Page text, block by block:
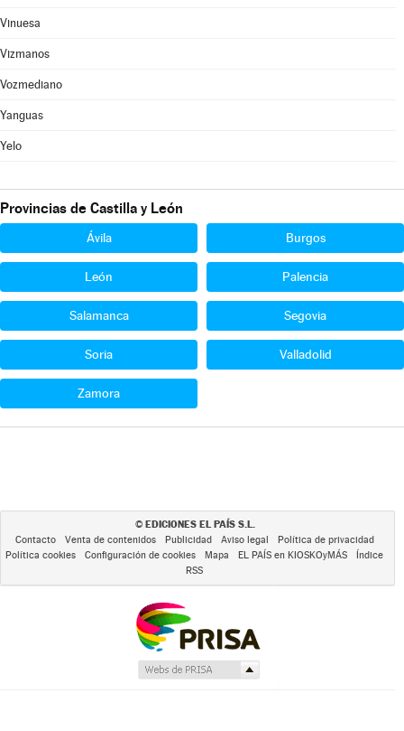
Vinuesa
Vizmanos
Vozmediano
Yanguas
Yelo
Provincias de Castilla y León
Ávila Burgos
León Palencia
Salamanca Segovia
Soria Valladolid
Zamora
© EDICIONES EL PAÍS S.L.
Contacto Venta de contenidos Publicidad Aviso legal
Política de privacidad
Política cookies
Configuración de cookies Mapa EL PAÍS en KIOSKOyMÁS
Índice
RSS